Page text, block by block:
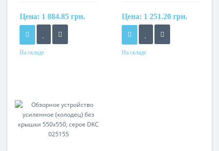
Цена: 1 884.85 грн.
На складе
Цена: 1 251.20 грн.
На складе